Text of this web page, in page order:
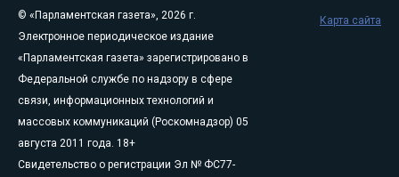
© «Парламентская газета», 2026 г.
Электронное периодическое издание
«Парламентская газета» зарегистрировано в
Федеральной службе по надзору в сфере
связи, информационных технологий и
массовых коммуникаций (Роскомнадзор) 05
августа 2011 года. 18+
Свидетельство о регистрации Эл № ФС77-
Карта сайта